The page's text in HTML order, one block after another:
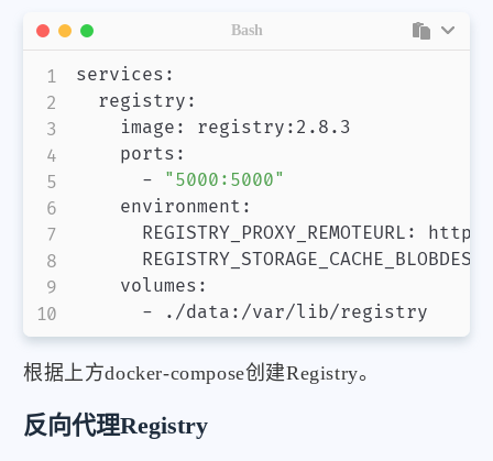
services:
  registry:
    image: registry:2.8.3
    ports:
      -
"5000:5000"
    environment:
REGISTRY_PROXY_REMOTEURL:
    volumes:
      - ./data:/var/lib/registry
Bash
根据上方docker-compose创建Registry。
反向代理Registry